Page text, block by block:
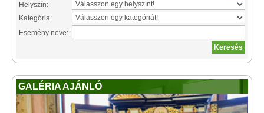
Helyszín:
Kategória:
Esemény neve:
GALÉRIA AJÁNLÓ